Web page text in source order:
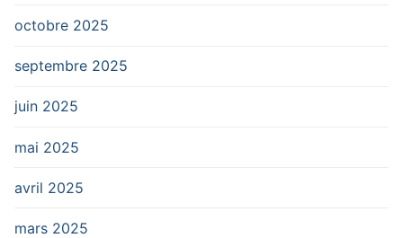
octobre 2025
septembre 2025
juin 2025
mai 2025
avril 2025
mars 2025